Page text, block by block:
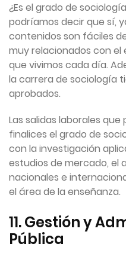
¿Es el grado de
podríamos decir que sí,
contenidos son fáciles
muy relacionados con
que vivimos cada día.
la carrera de sociología
aprobados.
Las salidas laborales
finalices el grado de
con la investigación
estudios de mercado, el
nacionales e
el área de la enseñanza.
11. Gestión y
Pública